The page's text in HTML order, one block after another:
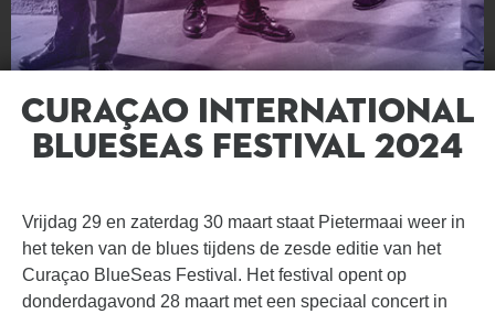
HOME
Curaçao International
BlueSeas Festival 2024
Vrijdag 29 en zaterdag 30 maart staat Pietermaai weer in
het teken van de blues tijdens de zesde editie van het
Curaçao BlueSeas Festival. Het festival opent op
donderdagavond 28 maart met een speciaal concert in